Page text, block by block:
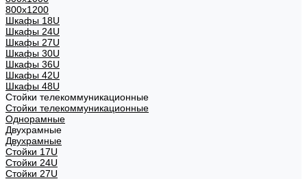
800х1200
Шкафы 18U
Шкафы 24U
Шкафы 27U
Шкафы 30U
Шкафы 36U
Шкафы 42U
Шкафы 48U
Стойки телекоммуникационные
Стойки телекоммуникационные
Однорамные
Двухрамные
Двухрамные
Стойки 17U
Стойки 24U
Стойки 27U